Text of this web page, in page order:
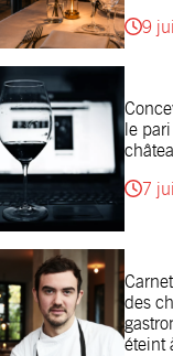
9
le
7
des
éteint